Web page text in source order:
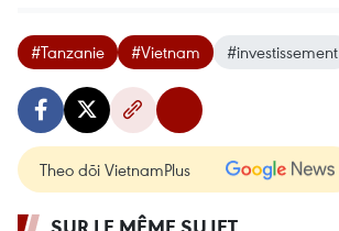
#Tanzanie #Vietnam #investissement
Theo dõi VietnamPlus